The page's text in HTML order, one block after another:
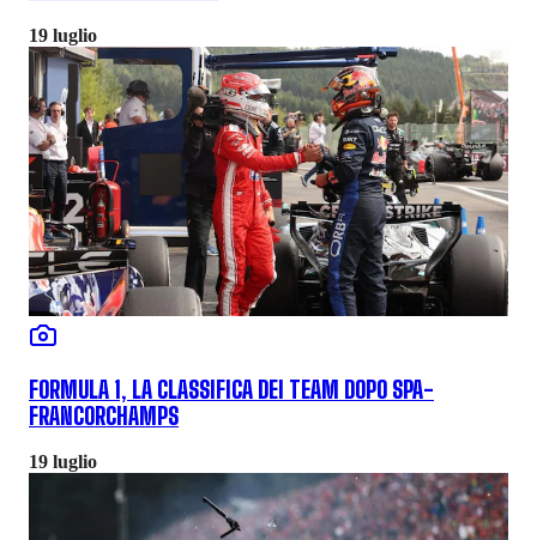
19 luglio
FORMULA 1, LA CLASSIFICA DEI TEAM DOPO SPA-
FRANCORCHAMPS
19 luglio